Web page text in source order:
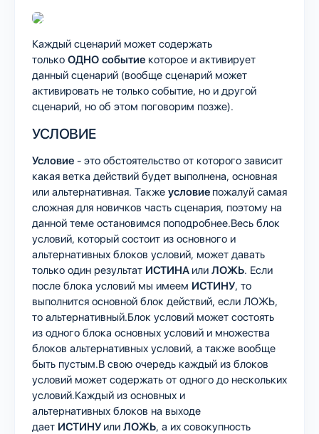
Каждый сценарий может содержать
только ОДНО событие которое и активирует
данный сценарий (вообще сценарий может
активировать не только событие, но и другой
сценарий, но об этом поговорим позже).
УСЛОВИЕ
Условие - это обстоятельство от которого зависит
какая ветка действий будет выполнена, основная
или альтернативная. Также условие пожалуй самая
сложная для новичков часть сценария, поэтому на
данной теме остановимся поподробнее.Весь блок
условий, который состоит из основного и
альтернативных блоков условий, может давать
только один результат ИСТИНА или ЛОЖЬ. Если
после блока условий мы имеем ИСТИНУ, то
выполнится основной блок действий, если ЛОЖЬ,
то альтернативный.Блок условий может состоять
из одного блока основных условий и множества
блоков альтернативных условий, а также вообще
быть пустым.В свою очередь каждый из блоков
условий может содержать от одного до нескольких
условий.Каждый из основных и
альтернативных блоков на выходе
дает ИСТИНУ или ЛОЖЬ, а их совокупность